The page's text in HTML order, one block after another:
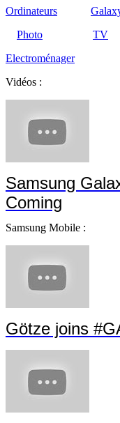
Ordinateurs
Photo
TV
Electroménager
Vidéos :
Samsung
Coming
Samsung Mobile :
Götze joins